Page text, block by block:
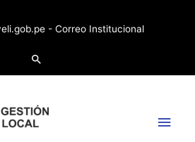
- Correo Institucional